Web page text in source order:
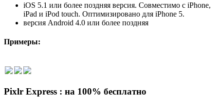
iOS 5.1 или более поздняя версия. Совместимо с iPhone,
iPad и iPod touch. Оптимизировано для iPhone 5.
версия Android 4.0 или более поздняя
Примеры:
Pixlr Express : на 100% бесплатно